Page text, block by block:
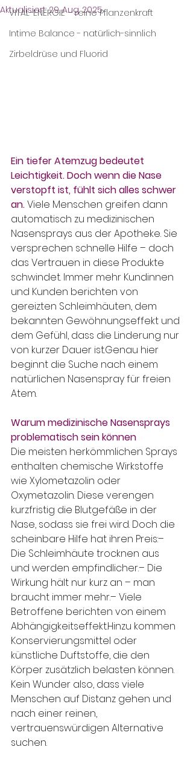
VITAL-ENERGIE – reine Pflanzenkraft
Intime Balance - natürlich-sinnlich
Zirbeldrüse und Fluorid
Aktualisiert:29. Aug. 2025
Ein tiefer Atemzug bedeutet
Leichtigkeit. Doch wenn die Nase
verstopft ist, fühlt sich alles schwer
an. Viele Menschen greifen dann
automatisch zu medizinischen
Nasensprays aus der Apotheke. Sie
versprechen schnelle Hilfe – doch
das Vertrauen in diese Produkte
schwindet. Immer mehr Kundinnen
und Kunden berichten von
gereizten Schleimhäuten, dem
bekannten Gewöhnungseffekt und
dem Gefühl, dass die Linderung nur
von kurzer Dauer ist.Genau hier
beginnt die Suche nach einem
natürlichen Nasenspray für freien
Atem.
Warum medizinische Nasensprays
problematisch sein können
Die meisten herkömmlichen Sprays
enthalten chemische Wirkstoffe
wie Xylometazolin oder
Oxymetazolin. Diese verengen
kurzfristig die Blutgefäße in der
Nase, sodass sie frei wird. Doch die
scheinbare Hilfe hat ihren Preis:–
Die Schleimhäute trocknen aus
und werden empfindlicher.– Die
Wirkung hält nur kurz an – man
braucht immer mehr.– Viele
Betroffene berichten von einem
Abhängigkeitseffekt.Hinzu kommen
Konservierungsmittel oder
künstliche Duftstoffe, die den
Körper zusätzlich belasten können.
Kein Wunder also, dass viele
Menschen auf Distanz gehen und
nach einer reinen,
vertrauenswürdigen Alternative
suchen.